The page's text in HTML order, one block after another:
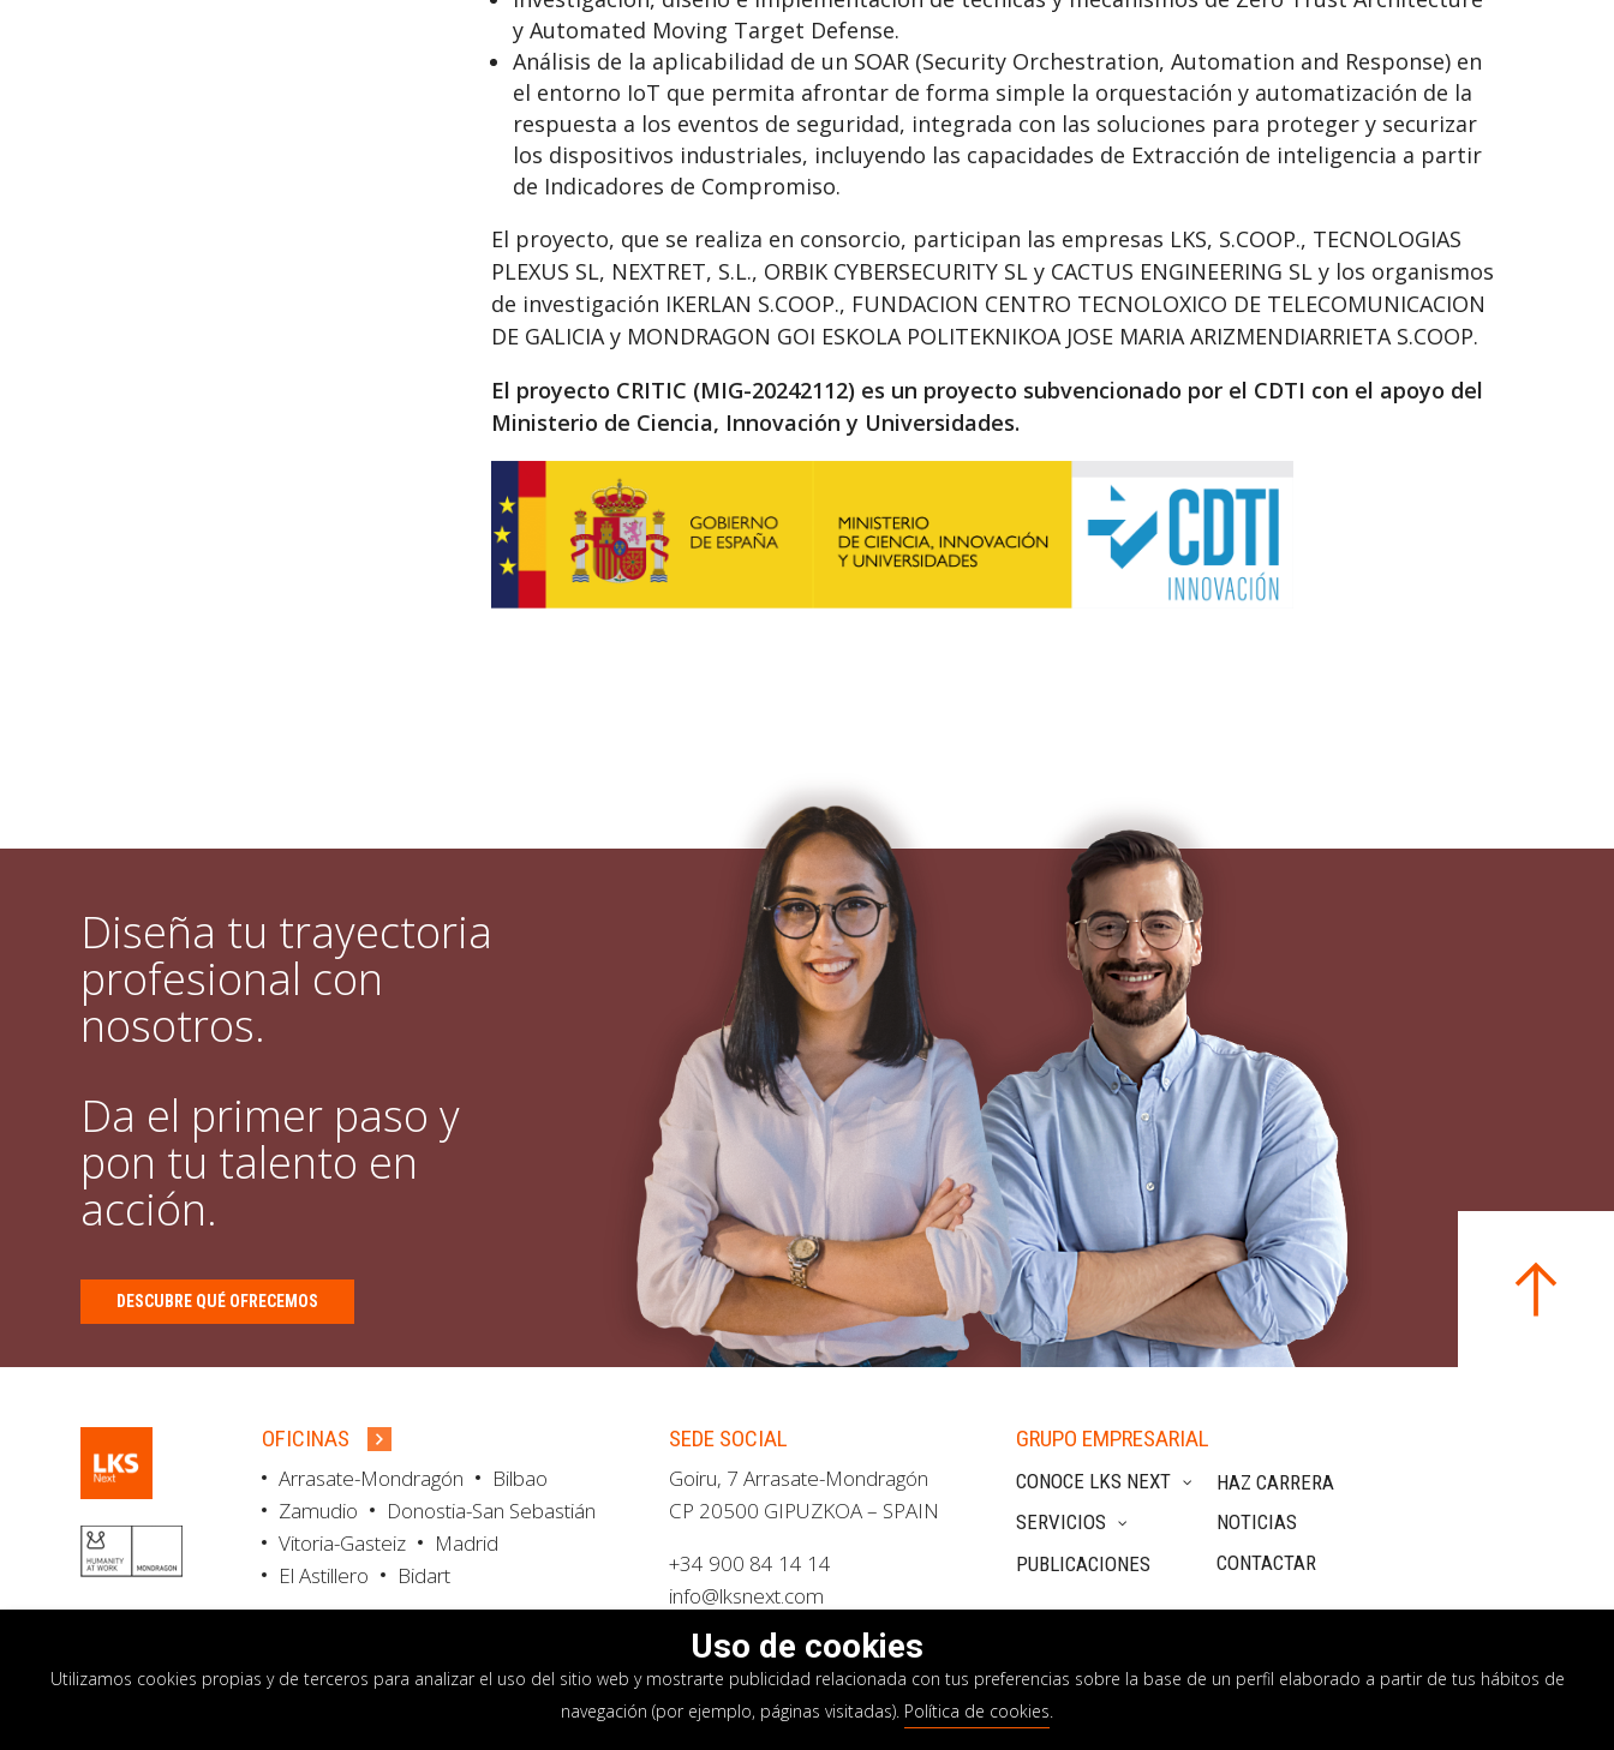
y Automated Moving Target Defense.
Análisis de la aplicabilidad de un SOAR (Security Orchestration, Automation and Response) en
el entorno IoT que permita afrontar de forma simple la orquestación y automatización de la
respuesta a los eventos de seguridad, integrada con las soluciones para proteger y securizar
los dispositivos industriales, incluyendo las capacidades de Extracción de inteligencia a partir
de Indicadores de Compromiso.
El proyecto, que se realiza en consorcio, participan las empresas LKS, S.COOP., TECNOLOGIAS
PLEXUS SL, NEXTRET, S.L., ORBIK CYBERSECURITY SL y CACTUS ENGINEERING SL y los organismos
de investigación IKERLAN S.COOP., FUNDACION CENTRO TECNOLOXICO DE TELECOMUNICACION
DE GALICIA y MONDRAGON GOI ESKOLA POLITEKNIKOA JOSE MARIA ARIZMENDIARRIETA S.COOP.
El proyecto CRITIC (MIG-20242112) es un proyecto subvencionado por el CDTI con el apoyo del
Ministerio de Ciencia, Innovación y Universidades.
Diseña tu trayectoria
profesional con
nosotros.
Da el primer paso y
pon tu talento en
acción.
DESCUBRE QUÉ OFRECEMOS
OFICINAS
Arrasate-Mondragón
Bilbao
Zamudio
Donostia-San Sebastián
Vitoria-Gasteiz
Madrid
El Astillero
Bidart
SEDE SOCIAL
Goiru, 7 Arrasate-Mondragón
CP 20500 GIPUZKOA – SPAIN
+34 900 84 14 14
info@lksnext.com
GRUPO EMPRESARIAL
CONOCE LKS NEXT
SERVICIOS
PUBLICACIONES
HAZ CARRERA
NOTICIAS
CONTACTAR
Portal de privacidad Política de cookies Sistema interno información
Uso de cookies
Utilizamos cookies propias y de terceros para analizar el uso del sitio web y mostrarte publicidad relacionada con tus preferencias sobre la base de un perfil elaborado a partir de tus hábitos de
navegación (por ejemplo, páginas visitadas). Política de cookies.